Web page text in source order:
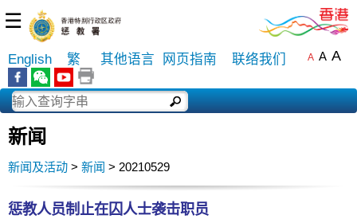
☰
English 繁 其他语言 网页指南 联络我们 A A A
新闻
新闻及活动 > 新闻 > 20210529
惩教人员制止在囚人士袭击职员